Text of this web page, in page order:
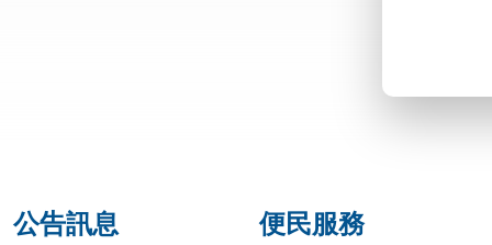
公告訊息 便民服務